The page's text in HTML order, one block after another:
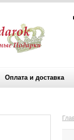
Оплата и доставка